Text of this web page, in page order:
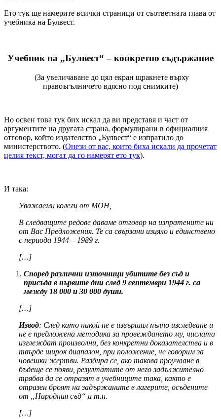
Ето тук ще намерите всички страници от съответната глава от
учебника на Булвест.
Учебник на „Булвест“ – конкретно съдържание
(За увеличаване до цял екран щракнете върху
правоъгълничето вдясно под снимките)
Но освен това тук бих искал да ви представя и част от
аргументите на другата страна, формулирани в официалния
отговор, който издателство „Булвест“ е изпратило до
министерството. (Онези от вас, които биха искали да прочетат
целия текст, могат да го намерят ето тук).
И така:
Уважаеми колеги от МОН,
В следващите редове даваме отговор на изпратените ни
от Вас Предложения. Те са свързани изцяло и единствено
с периода 1944 – 1989 г.
[…]
Според различни източници убитите без съд и
присъда в първите дни след 9 септември 1944 г. са
между 18 000 и 30 000 души.
[…]
Извод: След като никой не е извършил пълно изследване и
не е предложена методика за провеждането му, числата
изглеждат произволни, без конкретни доказателства и в
твърде широк диапазон, при положение, че говорим за
човешки жертви. Разбира се, ако такова проучване в
бъдеще се появи, резултатите от него задължително
трябва да се отразят в учебниците така, както е
отразен броят на задържаните в лагерите, осъдените
от „Народния съд“ и т.н.
[…]